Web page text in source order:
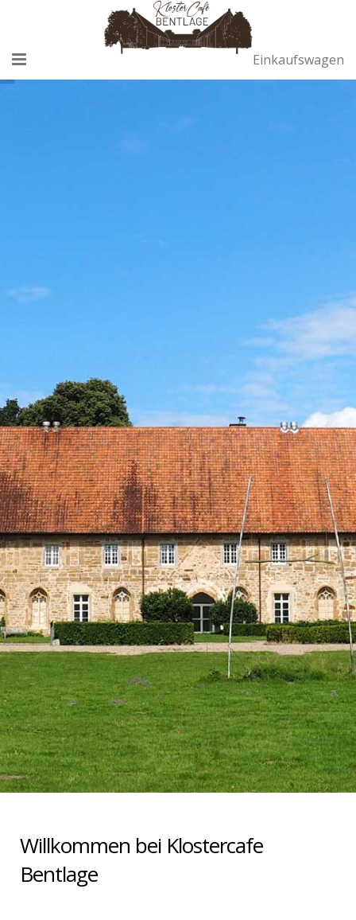
Einkaufswagen
Willkommen bei Klostercafe
Bentlage